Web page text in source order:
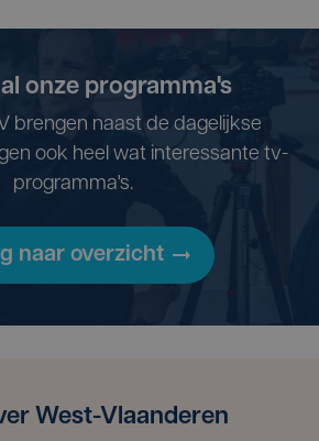
onze programma's
brengen naast de dagelijkse
ook heel wat interessante tv-
programma's.
naar overzicht
West-Vlaanderen